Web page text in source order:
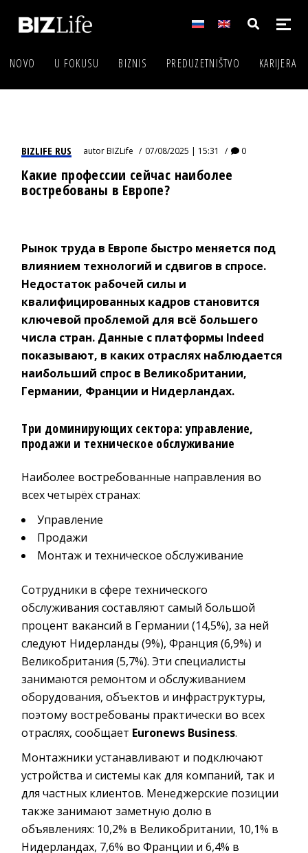
NOVO U FOKUSU BIZNIS PREDUZETNIŠTVO KARIJERA
BIZLIFE RUS autorBIZLife 07/08/2025 | 15:31 0
Какие профессии сейчас наиболее
востребованы в Европе?
Рынок труда в Европе быстро меняется под
влиянием технологий и сдвигов в спросе.
Недостаток рабочей силы и
квалифицированных кадров становится
ключевой проблемой для всё большего
числа стран. Данные с платформы Indeed
показывают, в каких отраслях наблюдается
наибольший спрос в Великобритании,
Германии, Франции и Нидерландах.
Три доминирующих сектора: управление,
продажи и техническое обслуживание
Наиболее востребованные направления во
всех четырёх странах:
Управление
Продажи
Монтаж и техническое обслуживание
Сотрудники в сфере технического
обслуживания составляют самый большой
процент вакансий в Германии (14,5%), за ней
следуют Нидерланды (9%), Франция (6,9%) и
Великобритания (5,7%). Эти специалисты
занимаются ремонтом и обслуживанием
оборудования, объектов и инфраструктуры,
поэтому востребованы практически во всех
отраслях, сообщает Euronews Business.
Монтажники устанавливают и подключают
устройства и системы как для компаний, так и
для частных клиентов. Менеджерские позиции
также занимают заметную долю в
объявлениях: 10,2% в Великобритании, 10,1% в
Нидерландах, 7,6% во Франции и 6,4% в